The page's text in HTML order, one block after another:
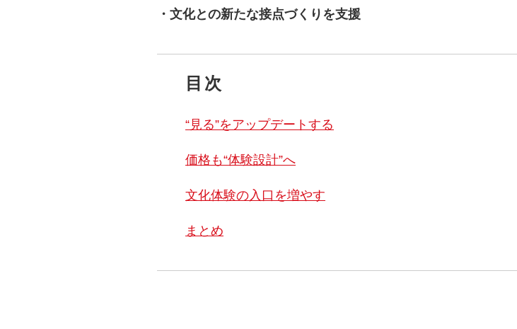
・文化との新たな接点づくりを支援
目次
“見る”をアップデートする
価格も“体験設計”へ
文化体験の入口を増やす
まとめ